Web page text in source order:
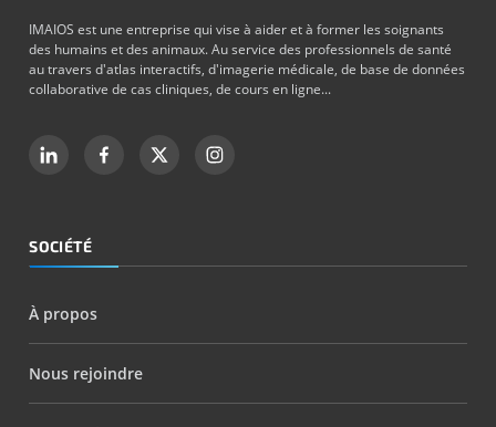
IMAIOS est une entreprise qui vise à aider et à former les soignants
des humains et des animaux. Au service des professionnels de santé
au travers d'atlas interactifs, d'imagerie médicale, de base de données
collaborative de cas cliniques, de cours en ligne...
SOCIÉTÉ
À propos
Nous rejoindre